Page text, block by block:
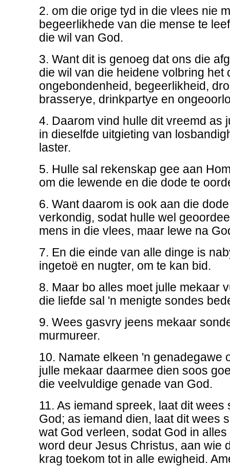
2. om die orige tyd in die vlees nie
begeerlikhede van die mense te
die wil van God.
3. Want dit is genoeg dat ons die
die wil van die heidene volbring het
ongebondenheid, begeerlikheid,
brasserye, drinkpartye en
4. Daarom vind hulle dit vreemd as
in dieselfde uitgieting van
laster.
5. Hulle sal rekenskap gee aan
om die lewende en die dode te
6. Want daarom is ook aan die
verkondig, sodat hulle wel
mens in die vlees, maar lewe na
7. En die einde van alle dinge is
ingetoë en nugter, om te kan bid.
8. Maar bo alles moet julle mekaar
die liefde sal 'n menigte sondes
9. Wees gasvry jeens mekaar
murmureer.
10. Namate elkeen 'n genadegawe
julle mekaar daarmee dien soos
die veelvuldige genade van God.
11. As iemand spreek, laat dit
God; as iemand dien, laat dit wees
wat God verleen, sodat God in
word deur Jesus Christus, aan wie
krag toekom tot in alle ewigheid.